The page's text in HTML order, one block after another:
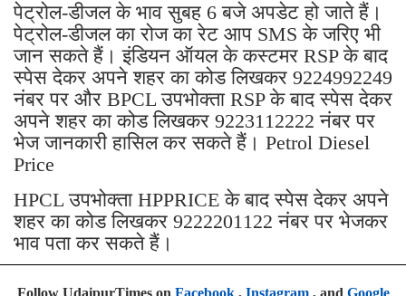
पेट्रोल-डीजल के भाव सुबह 6 बजे अपडेट हो जाते हैं।
पेट्रोल-डीजल का रोज का रेट आप SMS के जरिए भी
जान सकते हैं। इंडियन ऑयल के कस्टमर RSP के बाद
स्पेस देकर अपने शहर का कोड लिखकर 9224992249
नंबर पर और BPCL उपभोक्ता RSP के बाद स्पेस देकर
अपने शहर का कोड लिखकर 9223112222 नंबर पर
भेज जानकारी हासिल कर सकते हैं। Petrol Diesel
Price
HPCL उपभोक्ता HPPRICE के बाद स्पेस देकर अपने
शहर का कोड लिखकर 9222201122 नंबर पर भेजकर
भाव पता कर सकते हैं।